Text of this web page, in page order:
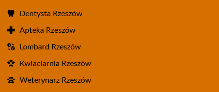
Dentysta Rzeszów
Apteka Rzeszów
Lombard Rzeszów
Kwiaciarnia Rzeszów
Weterynarz Rzeszów